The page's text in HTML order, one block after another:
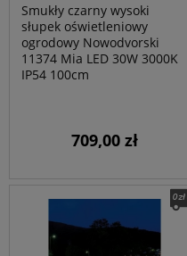
Smukły czarny wysoki
słupek oświetleniowy
ogrodowy Nowodvorski
11374 Mia LED 30W 3000K
IP54 100cm
709,00 zł